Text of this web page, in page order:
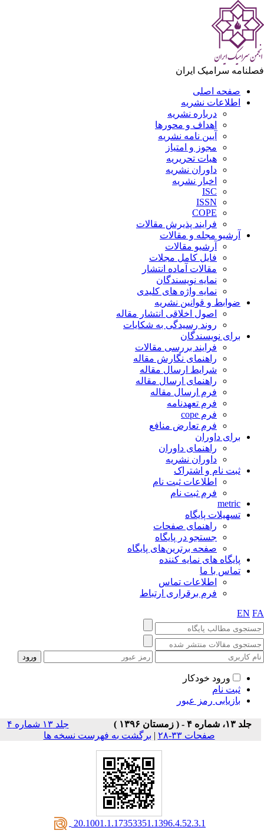
سرامیک ایران
صفحه اصلی
اطلاعات نشریه
درباره نشریه
اهداف و محورها
آیین نامه نشریه
مجوز و امتیاز
هیات تحریریه
داوران نشریه
اخبار نشریه
ISC
ISSN
COPE
فرایند پذیرش مقالات
آرشیو مجله و مقالات
آرشیو مقالات
فایل کامل مجلات
مقالات آماده انتشار
نمایه نویسندگان
نمایه واژه های کلیدی
ضوابط و قوانین نشریه
اصول اخلاقی انتشار مقاله
روند رسیدگی به شکایات
برای نویسندگان
فرایند بررسی مقالات
راهنمای نگارش مقاله
شرایط ارسال مقاله
راهنمای ارسال مقاله
فرم ارسال مقاله
فرم تعهدنامه
فرم cope
فرم تعارض منافع
برای داوران
راهنمای داوران
داوران نشریه
ثبت نام و اشتراک
اطلاعات ثبت نام
فرم ثبت نام
metric
تسهیلات پایگاه
راهنمای صفحات
جستجو در پایگاه
صفحه برترین‌های پایگاه
پایگاه های نمایه کننده
تماس با ما
اطلاعات تماس
فرم برقراری ارتباط
EN
ورود خودکار
ثبت نام
بازیابی رمز عبور
جلد ۱۳، شماره ۴ - ( زمستان ۱۳۹۶ )
جلد ۱۳ شماره ۴
صفحات ۳۳-۲۸
| برگشت به فهرست نسخه ها
‎ 20.1001.1.17353351.1396.4.52.3.1